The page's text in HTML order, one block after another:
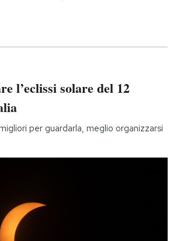
l’eclissi solare del 12
per guardarla, meglio organizzarsi